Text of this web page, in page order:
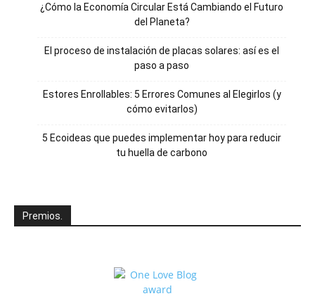
¿Cómo la Economía Circular Está Cambiando el Futuro
del Planeta?
El proceso de instalación de placas solares: así es el
paso a paso
Estores Enrollables: 5 Errores Comunes al Elegirlos (y
cómo evitarlos)
5 Ecoideas que puedes implementar hoy para reducir
tu huella de carbono
Premios.